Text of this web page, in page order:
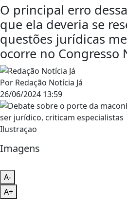
O principal erro
que ela deveria se
questões jurídicas
ocorre no Congresso
Por Redação Notícia Já
26/06/2024 13:59
Ilustraçao
Imagens
A-
A+